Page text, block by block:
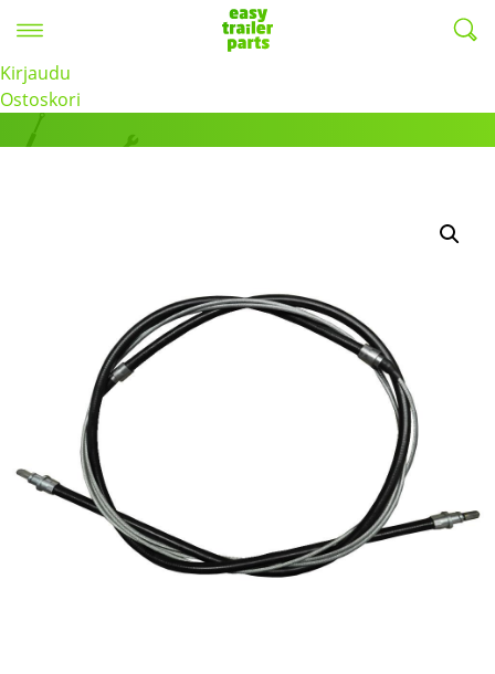
Kirjaudu
Ostoskori
Tuotteet